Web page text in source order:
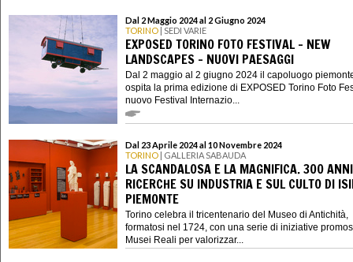
Dal 2 Maggio 2024 al 2 Giugno 2024
TORINO | SEDI VARIE
EXPOSED TORINO FOTO FESTIVAL - NEW
LANDSCAPES - NUOVI PAESAGGI
Dal 2 maggio al 2 giugno 2024 il capoluogo
ospita la prima edizione di EXPOSED Torino Foto
nuovo Festival Internazio...
Dal 23 Aprile 2024 al 10 Novembre 2024
TORINO | GALLERIA SABAUDA
LA SCANDALOSA E LA MAGNIFICA. 300
RICERCHE SU INDUSTRIA E SUL CULTO DI
PIEMONTE
Torino celebra il tricentenario del Museo di Antichità,
formatosi nel 1724, con una serie di iniziative
Musei Reali per valorizzar...